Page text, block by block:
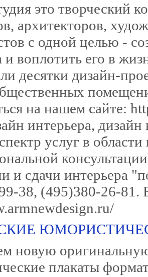
это творческий
архитекторов,
с одной целью -
и воплотить его в
десятки дизайн-
на нашем сайте:
интерьера,
услуг в
и сдачи интерьера
38, (495)380-26-81.
новую
плакаты